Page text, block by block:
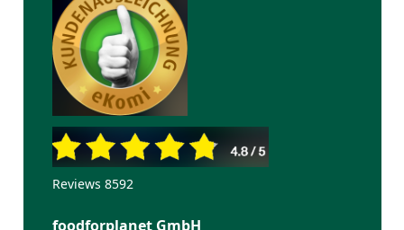
foodforplanet GmbH
Reviews 8592